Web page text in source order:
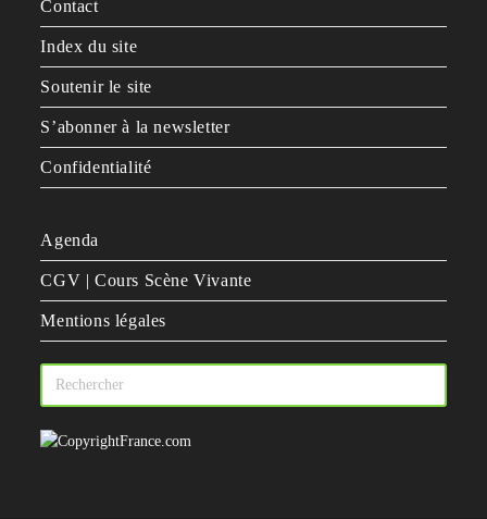
Contact
Index du site
Soutenir le site
S’abonner à la newsletter
Confidentialité
Agenda
CGV | Cours Scène Vivante
Mentions légales